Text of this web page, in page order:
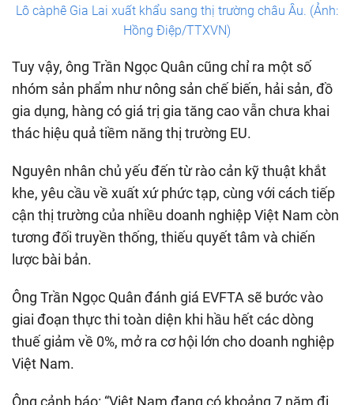
Lô càphê Gia Lai xuất khẩu sang thị trường châu Âu. (Ảnh:
Hồng Điệp/TTXVN)
Tuy vậy, ông Trần Ngọc Quân cũng chỉ ra một số
nhóm sản phẩm như nông sản chế biến, hải sản, đồ
gia dụng, hàng có giá trị gia tăng cao vẫn chưa khai
thác hiệu quả tiềm năng thị trường EU.
Nguyên nhân chủ yếu đến từ rào cản kỹ thuật khắt
khe, yêu cầu về xuất xứ phức tạp, cùng với cách tiếp
cận thị trường của nhiều doanh nghiệp Việt Nam còn
tương đối truyền thống, thiếu quyết tâm và chiến
lược bài bản.
Ông Trần Ngọc Quân đánh giá EVFTA sẽ bước vào
giai đoạn thực thi toàn diện khi hầu hết các dòng
thuế giảm về 0%, mở ra cơ hội lớn cho doanh nghiệp
Việt Nam.
Ông cảnh báo: “Việt Nam đang có khoảng 7 năm đi